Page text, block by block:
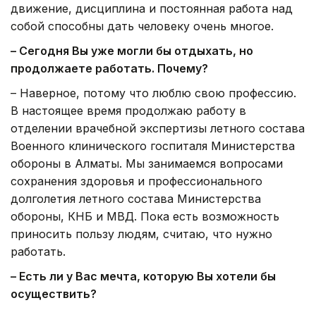
движение, дисциплина и постоянная работа над
собой способны дать человеку очень многое.
– Сегодня Вы уже могли бы отдыхать, но
продолжаете работать. Почему?
– Наверное, потому что люблю свою профессию.
В настоящее время продолжаю работу в
отделении врачебной экспертизы летного состава
Военного клинического госпиталя Министерства
обороны в Алматы. Мы занимаемся вопросами
сохранения здоровья и профессионального
долголетия летного состава Министерства
обороны, КНБ и МВД. Пока есть возможность
приносить пользу людям, считаю, что нужно
работать.
– Есть ли у Вас мечта, которую Вы хотели бы
осуществить?